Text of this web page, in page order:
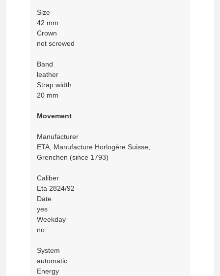
Size
42 mm
Crown
not screwed
Band
leather
Strap width
20 mm
Movement
Manufacturer
ETA, Manufacture Horlogère Suisse,
Grenchen (since 1793)
Caliber
Eta 2824/92
Date
yes
Weekday
no
System
automatic
Energy